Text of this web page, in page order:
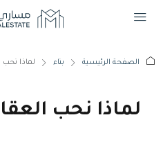
الصفحة الرئيسية بناء لماذا نحب
لماذا نحب